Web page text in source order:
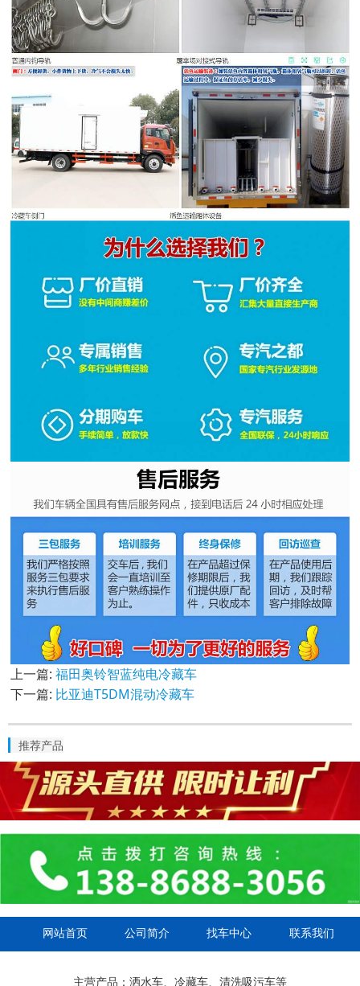
上一篇:福田奥铃智蓝纯电冷藏车
下一篇: 比亚迪T5DM混动冷藏车
推荐产品
网站首页 公司简介 找车中心 联系我们
主营产品：洒水车、冷藏车、清洗吸污车等